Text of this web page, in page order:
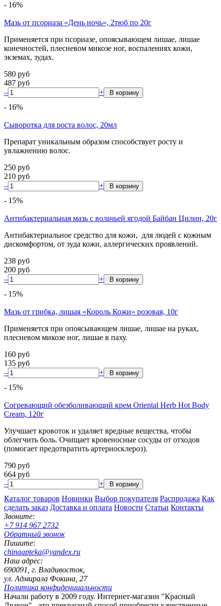
- 16%
Мазь от псориаза «День ночь», 2тюб по 20г
Применяется при псориазе, опоясывающем лишае, лишае
конечностей, плесневом микозе ног, воспалениях кожи,
экземах, зудах.
580 руб
487 руб
–
+
- 16%
Сыворотка для роста волос, 20мл
Препарат уникальным образом способствует росту и
увлажнению волос.
250 руб
210 руб
–
+
- 15%
Антибактериальная мазь с вольчьей ягодой Байбан Цилин, 20г
Антибактериальное средство для кожи, для людей с кожным
дискомфортом, от зуда кожи, аллергических проявлений.
238 руб
200 руб
–
+
- 15%
Мазь от грибка, лишая «Король Кожи» розовая, 10г
Применяется при опоясывающем лишае, лишае на руках,
плесневом микозе ног, лишае в паху.
160 руб
135 руб
–
+
- 15%
Согревающий обезболивающий крем Oriental Herb Hot Body
Cream, 120г
Улучшает кровоток и удаляет вредные вещества, чтобы
облегчить боль. Очищает кровеносные сосуды от отходов
(помогает предотвратить артериосклероз).
790 руб
664 руб
–
+
Каталог товаров Новинки Выбор покупателя Распродажа Как
сделать заказ Доставка и оплата Новости Статьи Контакты
Звоните:
+7 914 967 2732
Обратный звонок
Пишите:
chinaapteka@yandex.ru
Наш адрес:
690091, г. Владивосток,
ул. Адмирала Фокина, 27
Политика конфиденциальности
Начали работу в 2009 году. Интернет-магазин "Красный